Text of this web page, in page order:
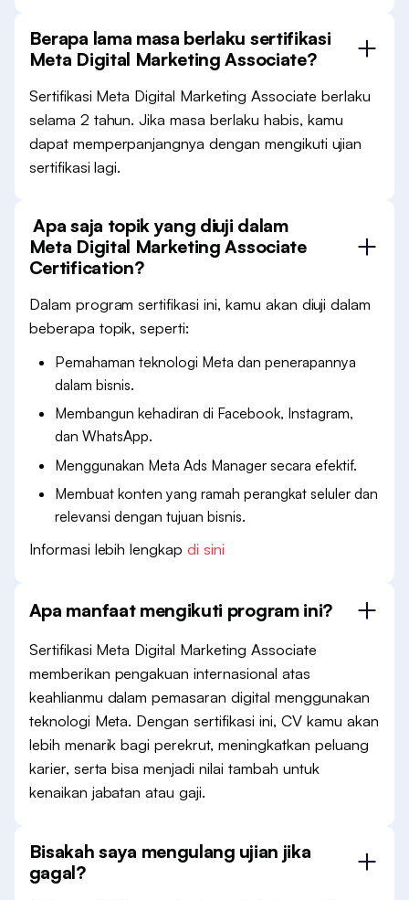
Berapa lama masa berlaku sertifikasi
Meta Digital Marketing Associate?
Sertifikasi Meta Digital Marketing Associate berlaku
selama 2 tahun. Jika masa berlaku habis, kamu
dapat memperpanjangnya dengan mengikuti ujian
sertifikasi lagi.
Apa saja topik yang diuji dalam
Meta Digital Marketing Associate
Certification?
Dalam program sertifikasi ini, kamu akan diuji dalam
beberapa topik, seperti:
Pemahaman teknologi Meta dan penerapannya
dalam bisnis.
Membangun kehadiran di Facebook, Instagram,
dan WhatsApp.
Menggunakan Meta Ads Manager secara efektif.
Membuat konten yang ramah perangkat seluler dan
relevansi dengan tujuan bisnis.
Informasi lebih lengkapdi sini
Apa manfaat mengikuti program ini?
Sertifikasi Meta Digital Marketing Associate
memberikan pengakuan internasional atas
keahlianmu dalam pemasaran digital menggunakan
teknologi Meta. Dengan sertifikasi ini, CV kamu akan
lebih menarik bagi perekrut, meningkatkan peluang
karier, serta bisa menjadi nilai tambah untuk
kenaikan jabatan atau gaji.
Bisakah saya mengulang ujian jika
gagal?